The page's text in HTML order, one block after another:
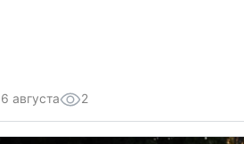
6 августа 2